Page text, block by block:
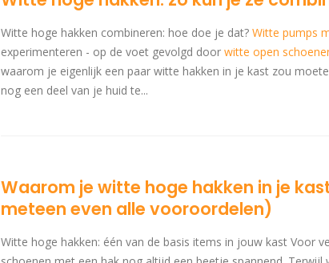
Witte hoge hakken combineren: hoe doe je dat? Witte pumps
experimenteren - op de voet gevolgd door witte open
waarom je eigenlijk een paar witte hakken in je kast zou
nog een deel van je huid te...
Waarom je witte hoge hakken in je
meteen even alle vooroordelen)
Witte hoge hakken: één van de basis items in jouw kast Voor